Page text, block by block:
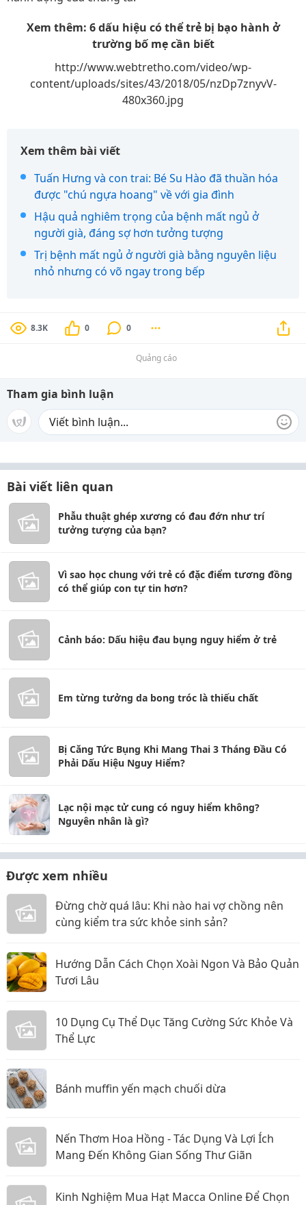
Xem thêm: 6 dấu hiệu có thể trẻ bị bạo hành ở
trường bố mẹ cần biết
http://www.webtretho.com/video/wp-
content/uploads/sites/43/2018/05/nzDp7znyvV-
480x360.jpg
Xem thêm bài viết
Tuấn Hưng và con trai: Bé Su Hào đã thuần hóa
được "chú ngựa hoang" về với gia đình
Hậu quả nghiêm trọng của bệnh mất ngủ ở
người già, đáng sợ hơn tưởng tượng
Trị bệnh mất ngủ ở người già bằng nguyên liệu
nhỏ nhưng có võ ngay trong bếp
8.3K 0 0
Quảng cáo
Tham gia bình luận
Bài viết liên quan
Phẫu thuật ghép xương có đau đớn như trí
tưởng tượng của bạn?
Vì sao học chung với trẻ có đặc điểm tương đồng
có thể giúp con tự tin hơn?
Cảnh báo: Dấu hiệu đau bụng nguy hiểm ở trẻ
Em từng tưởng da bong tróc là thiếu chất
Bị Căng Tức Bụng Khi Mang Thai 3 Tháng Đầu Có
Phải Dấu Hiệu Nguy Hiểm?
Lạc nội mạc tử cung có nguy hiểm không?
Nguyên nhân là gì?
Được xem nhiều
Đừng chờ quá lâu: Khi nào hai vợ chồng nên
cùng kiểm tra sức khỏe sinh sản?
Hướng Dẫn Cách Chọn Xoài Ngon Và Bảo Quản
Tươi Lâu
10 Dụng Cụ Thể Dục Tăng Cường Sức Khỏe Và
Thể Lực
Bánh muffin yến mạch chuối dừa
Nến Thơm Hoa Hồng - Tác Dụng Và Lợi Ích
Mang Đến Không Gian Sống Thư Giãn
Kinh Nghiệm Mua Hạt Macca Online Để Chọn